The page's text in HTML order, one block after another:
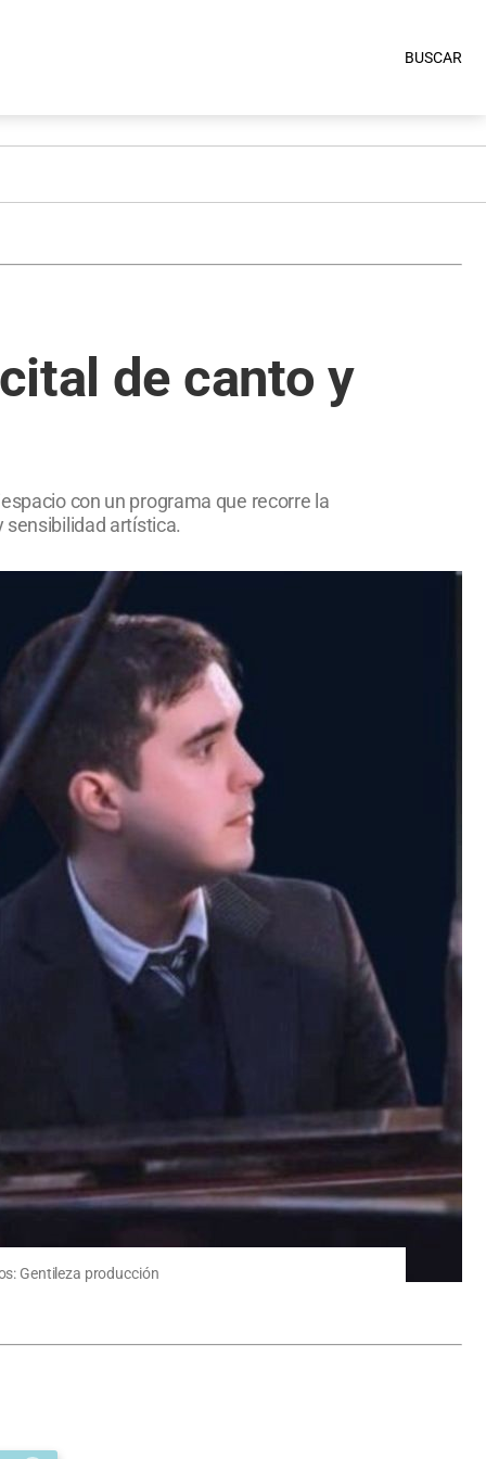
BUSCAR
de canto y
con un programa que recorre la
sensibilidad artística.
Gentileza producción